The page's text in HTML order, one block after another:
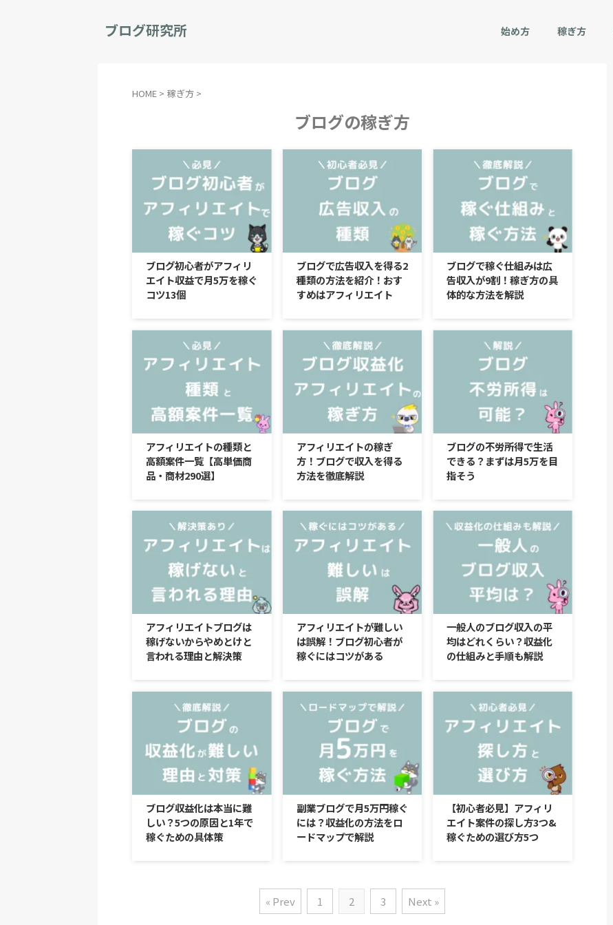
ブログ研究所 始め方 稼ぎ方
HOME > 稼ぎ方 >
ブログの稼ぎ方
ブログ初心者がアフィリ
エイト収益で月5万を稼ぐ
コツ13個
ブログで広告収入を得る2
種類の方法を紹介！おす
すめはアフィリエイト
ブログで稼ぐ仕組みは広
告収入が9割！稼ぎ方の具
体的な方法を解説
アフィリエイトの種類と
高額案件一覧【高単価商
品・商材290選】
アフィリエイトの稼ぎ
方！ブログで収入を得る
方法を徹底解説
ブログの不労所得で生活
できる？まずは月5万を目
指そう
アフィリエイトブログは
稼げないからやめとけと
言われる理由と解決策
アフィリエイトが難しい
は誤解！ブログ初心者が
稼ぐにはコツがある
一般人のブログ収入の平
均はどれくらい？収益化
の仕組みと手順も解説
ブログ収益化は本当に難
しい？5つの原因と1年で
稼ぐための具体策
副業ブログで月5万円稼ぐ
には？収益化の方法をロ
ードマップで解説
【初心者必見】アフィリ
エイト案件の探し方3つ&
稼ぐための選び方5つ
« Prev 1 2 3 Next »